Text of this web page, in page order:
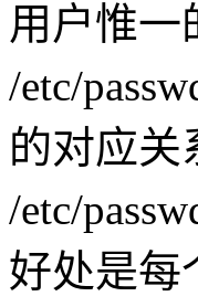
用户惟一
/etc/
的对应关
/etc/
好处是每